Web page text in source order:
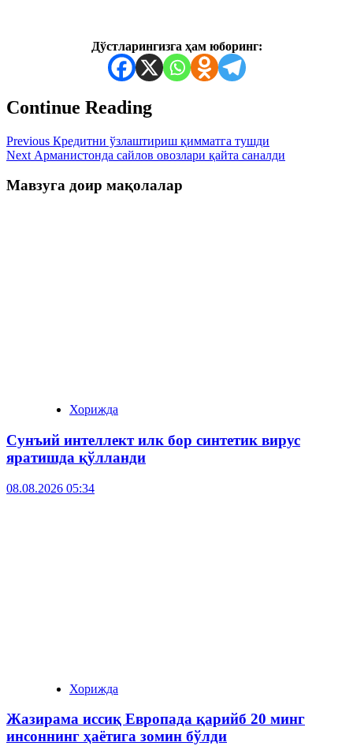
Дўстларингизга ҳам юборинг:
Continue Reading
Previous Кредитни ўзлаштириш қимматга тушди
Next Арманистонда сайлов овозлари қайта саналди
Мавзуга доир мақолалар
Хорижда
Сунъий интеллект илк бор синтетик вирус
яратишда қўлланди
08.08.2026 05:34
Хорижда
Жазирама иссиқ Европада қарийб 20 минг
инсоннинг ҳаётига зомин бўлди